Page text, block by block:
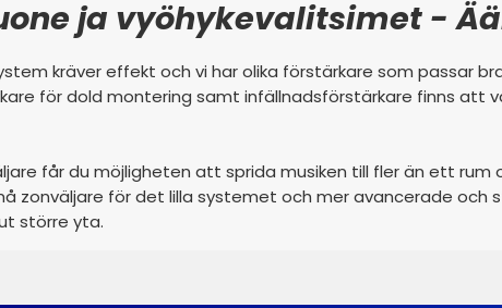
ja vyöhykevalitsimet -
kräver effekt och vi har olika förstärkare som passar
för dold montering samt infällnadsförstärkare finns
får du möjligheten att sprida musiken till fler än ett
zonväljare för det lilla systemet och mer avancerade
större yta.